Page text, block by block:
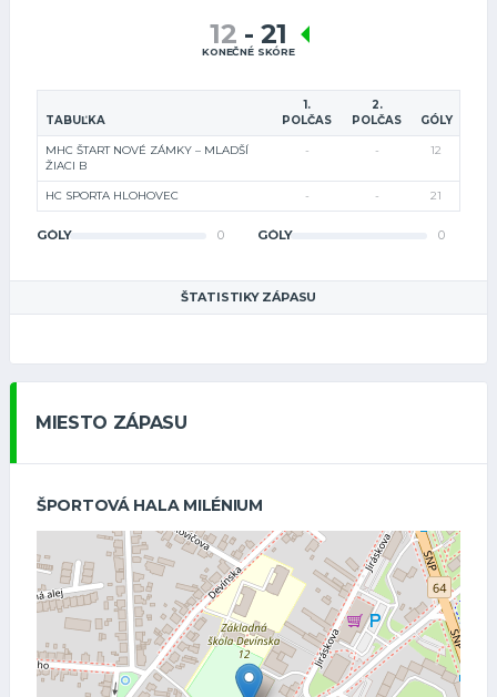
12 - 21
KONEČNÉ SKÓRE
TABUĽKA
1.
POLČAS
2.
POLČAS
GÓLY
MHC ŠTART NOVÉ ZÁMKY – MLADŠÍ
ŽIACI B
- - 12
HC SPORTA HLOHOVEC - - 21
GÓLY 0 GÓLY 0
ŠTATISTIKY ZÁPASU
MIESTO ZÁPASU
ŠPORTOVÁ HALA MILÉNIUM